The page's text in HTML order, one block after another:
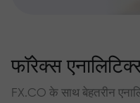
फॉरेक्स
FX.CO के साथ बेहतरीन